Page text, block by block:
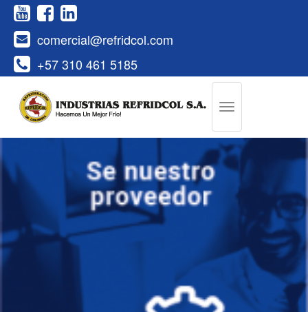
+57 310 461 5185
comercial@refridcol.com